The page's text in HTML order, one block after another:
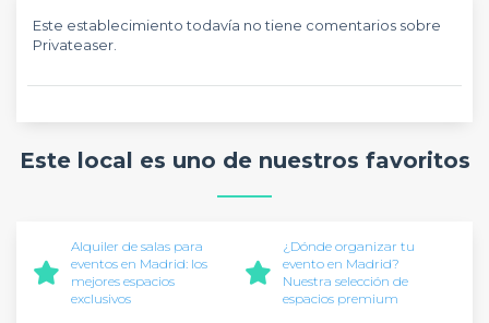
Este establecimiento todavía no tiene comentarios sobre
Privateaser.
Este local es uno de nuestros favoritos
Alquiler de salas para
eventos en Madrid: los
mejores espacios
exclusivos
¿Dónde organizar tu
evento en Madrid?
Nuestra selección de
espacios premium